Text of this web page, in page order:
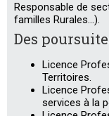
Responsable de
familles Rurales…).
Des
Licence
Territoires.
Licence
services à la